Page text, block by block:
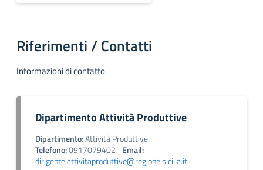
Riferimenti / Contatti
Informazioni di contatto
Dipartimento Attività Produttive
Dipartimento:Attività Produttive
Telefono:0917079402 Email:
dirigente.attivitaproduttive@regione.sicilia.it